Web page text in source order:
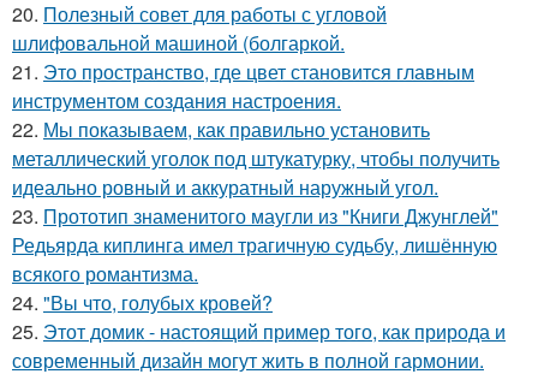
20. Полезный совет для работы с угловой
шлифовальной машиной (болгаркой.
21. Это пространство, где цвет становится главным
инструментом создания настроения.
22. Мы показываем, как правильно установить
металлический уголок под штукатурку, чтобы получить
идеально ровный и аккуратный наружный угол.
23. Прототип знаменитого маугли из "Книги Джунглей"
Редьярда киплинга имел трагичную судьбу, лишённую
всякого романтизма.
24. "Вы что, голубых кровей?
25. Этот домик - настоящий пример того, как природа и
современный дизайн могут жить в полной гармонии.